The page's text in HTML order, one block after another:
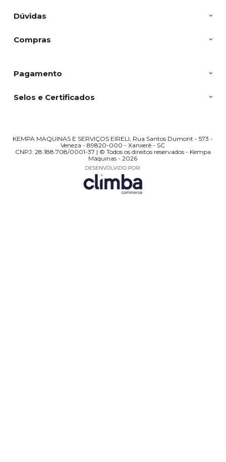
Dúvidas
Compras
Pagamento
Selos e Certificados
KEMPA MAQUINAS E SERVIÇOS EIRELI, Rua Santos Dumont - 573 -
Veneza - 89820-000 - Xanxerê - SC
CNPJ: 28.188.708/0001-37 | © Todos os direitos reservados - Kempa
Máquinas - 2026